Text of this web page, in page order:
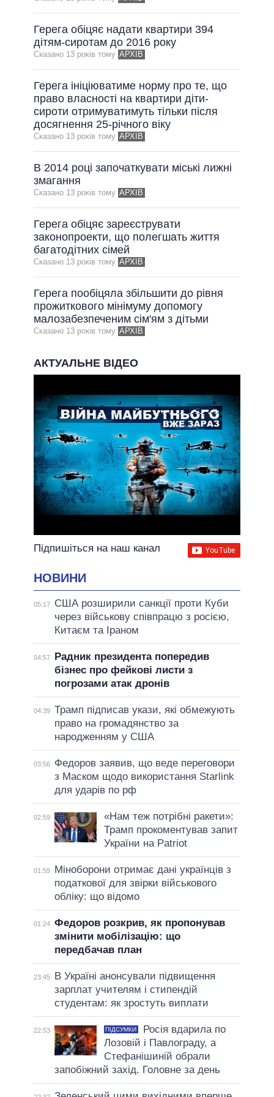
ВСІ ОБІЦЯНКИ
АРХІВНІ ОБІЦЯНКИ
Герега обіцяє надати квартири 394
дітям-сиротам до 2016 року
Сказано 13 рокiв тому АРХІВ
Герега ініціюватиме норму про те, що
право власності на квартири діти-
сироти отримуватимуть тільки після
досягнення 25-річного віку
Сказано 13 рокiв тому АРХІВ
В 2014 році започаткувати міські лижні
змагання
Сказано 13 рокiв тому АРХІВ
Герега обіцяє зареєструвати
законопроекти, що полегшать життя
багатодітних сімей
Сказано 13 рокiв тому АРХІВ
Герега пообіцяла збільшити до рівня
прожиткового мінімуму допомогу
малозабезпеченим сім'ям з дітьми
Сказано 13 рокiв тому АРХІВ
АКТУАЛЬНЕ ВІДЕО
Підпишіться на наш канал
НОВИНИ
05:17
США розширили санкції проти Куби
через військову співпрацю з росією,
Китаєм та Іраном
04:57
Радник президента попередив
бізнес про фейкові листи з
погрозами атак дронів
04:39 Трамп підписав укази, які обмежують
право на громадянство за
народженням у США
03:56
Федоров заявив, що веде переговори
з Маском щодо використання Starlink
для ударів по рф
02:59
«Нам теж потрібні ракети»:
Трамп прокоментував запит
України на Patriot
01:59
Міноборони отримає дані українців з
податкової для звірки військового
обліку: що відомо
01:24 Федоров розкрив, як пропонував
змінити мобілізацію: що
передбачав план
23:45
В Україні анонсували підвищення
зарплат учителям і стипендій
студентам: як зростуть виплати
22:53 ПІДСУМКИ
Росія вдарила по
Лозовій і Павлограду, а
Стефанішиній обрали
запобіжний захід. Головне за день